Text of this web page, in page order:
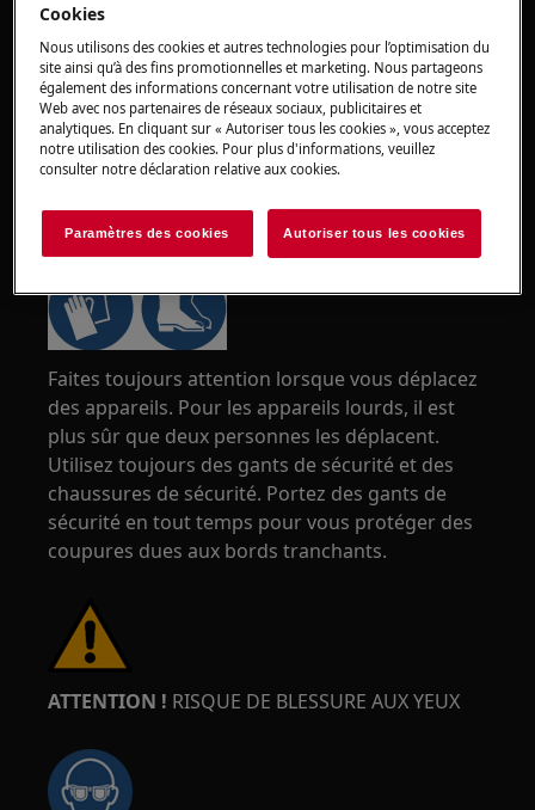
ATTENTION !RISQUE DE BLESSURE
Faites toujours attention lorsque vous déplacez
des appareils. Pour les appareils lourds, il est
plus sûr que deux personnes les déplacent.
Utilisez toujours des gants de sécurité et des
chaussures de sécurité. Portez des gants de
sécurité en tout temps pour vous protéger des
coupures dues aux bords tranchants.
ATTENTION ! RISQUE DE BLESSURE AUX YEUX
Cookies
Nous utilisons des cookies et autres technologies pour l’optimisation du
site ainsi qu’à des fins promotionnelles et marketing. Nous partageons
également des informations concernant votre utilisation de notre site
Web avec nos partenaires de réseaux sociaux, publicitaires et
analytiques. En cliquant sur « Autoriser tous les cookies », vous acceptez
notre utilisation des cookies. Pour plus d'informations, veuillez
consulter notre déclaration relative aux cookies.
Paramètres des cookies Autoriser tous les cookies